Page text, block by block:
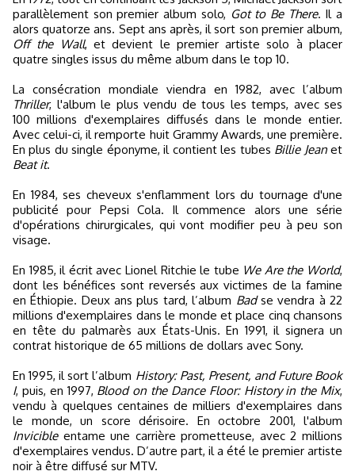
parallèlement son premier album solo, Got to Be There. Il a
alors quatorze ans. Sept ans après, il sort son premier album,
Off the Wall, et devient le premier artiste solo à placer
quatre singles issus du même album dans le top 10.
La consécration mondiale viendra en 1982, avec l’album
Thriller, l'album le plus vendu de tous les temps, avec ses
100 millions d'exemplaires diffusés dans le monde entier.
Avec celui-ci, il remporte huit Grammy Awards, une première.
En plus du single éponyme, il contient les tubes Billie Jeanet
Beat it.
En 1984, ses cheveux s'enflamment lors du tournage d'une
publicité pour Pepsi Cola. Il commence alors une série
d'opérations chirurgicales, qui vont modifier peu à peu son
visage.
En 1985, il écrit avec Lionel Ritchie le tube We Are the World,
dont les bénéfices sont reversés aux victimes de la famine
en Éthiopie. Deux ans plus tard, l’album Badse vendra à 22
millions d'exemplaires dans le monde et place cinq chansons
en tête du palmarès aux États-Unis. En 1991, il signera un
contrat historique de 65 millions de dollars avec Sony.
En 1995, il sort l’album History: Past, Present, and Future Book
I, puis, en 1997, Blood on the Dance Floor: History in the Mix,
vendu à quelques centaines de milliers d'exemplaires dans
le monde, un score dérisoire. En octobre 2001, l'album
Invicible entame une carrière prometteuse, avec 2 millions
d'exemplaires vendus. D’autre part, il a été le premier artiste
noir à être diffusé sur MTV.